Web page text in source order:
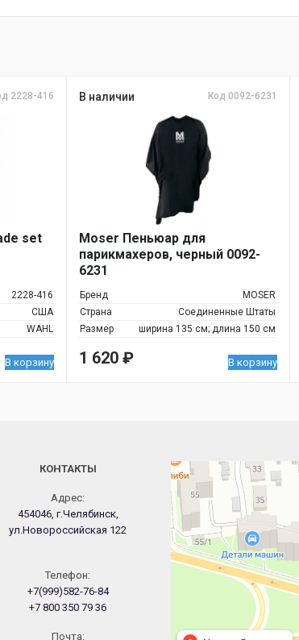
2228-416
set
2228-416
США
WAHL
В корзину
В наличии Код 0092-6231
Moser Пеньюар для
парикмахеров, черный 0092-
6231
Бренд
MOSER
Страна
Соединенные Штаты
Размер
ширина 135 см; длина 150 см
1 620 ₽ В корзину
КОНТАКТЫ
Адрес:
454046, г.Челябинск,
ул.Новороссийская 122
Телефон:
+7(999)582-76-84
+7 800 350 79 36
Почта:
Челябинск
Новороссийская улица,